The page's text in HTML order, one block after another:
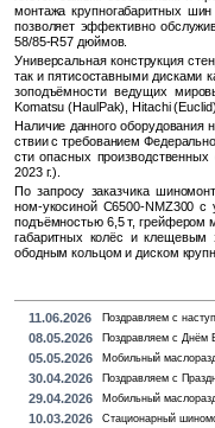
11.06.2026 Поздравляем с
08.05.2026 Поздравляем с Днём
05.05.2026 Мобильный
30.04.2026 Поздравляем с
29.04.2026 Мобильный
10.03.2026 Стационарный
мон­та­жа круп­но­га­ба­рит­ных
поз­во­ля­ет эф­фек­тив­но
58/85-R57 дюй­мов.
Уни­вер­саль­ная кон­струк­ция
так и пя­ти­со­став­ны­ми дис­ка­ми
зо­подъ­ём­но­сти ве­ду­щих
Komatsu (HaulPak), Hitachi
На­ли­чие дан­но­го обо­ру­до­ва­ния
ствии с тре­бо­ва­ни­ем
сти опас­ных
2023 г.).
По за­про­су за­каз­чи­ка
ном-уко­си­ной C6500-NMZ300
подъ­ём­но­стью 6,5 т, грей­фе­ром
га­ба­рит­ных колёс и кле­ще­вым
обод­ным коль­цом и дис­ком